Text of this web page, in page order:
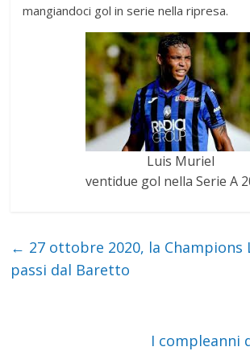
mangiandoci gol in serie nella ripresa.
Luis Muriel
ventidue gol nella Serie A
← 27 ottobre 2020, la Champions
passi dal Baretto
I compleanni